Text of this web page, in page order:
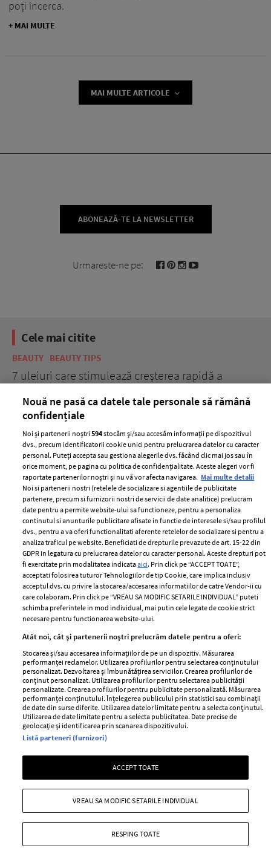
poți încerca.
+ MAI MULTE
MAI MULTE ARTICOLE
ABONEAZĂ-TE LA NEWSLETTER
Urmareste-ne pe:
Cele mai citite
BEAUTY BEAUTY TIPS
7 uleiuri care stimulează creșterea rapidă a
ELLE Style Awards
2024
Despre ELLE
Romania
Contact
Abonamente
Termeni si conditii
Politica de
confidențialitate
Politica de cookies
Publicitate
GSP
Unica
Baby
Retete
femei
Viva
Avantaje
Retete practice
Pariază responsabil! Decizia ONJN nr. 821/25.09.2025.
Jocurile de noroc sunt interzise minorilor.
Copyright © 2026 Ringier Romania SRL
Nouă ne pasă ca datele tale personale să rămână
confidențiale
Noi și partenerii noștri594stocăm și/sau accesăm informații pe dispozitivul
dvs., precum identificatorii cookie unici pentru prelucrarea datelor cu caracter
personal. Puteți accepta sau gestiona alegerile dvs. făcând clic mai jos sau în
orice moment, pe pagina cu politica de confidențialitate. Aceste alegeri vor fi
raportate partenerilor noștri și nu vă vor afecta navigarea. Mai multe detalii
Noi si partenerii nostri (retelele de socializare si agentiile de publicitate
partenere, precum si furnizorii nostri de servicii de date analitice) prelucram
date pentru a permite website-ului sa functioneze, pentru a personaliza
continutul si anunturile publicitare afisate in functie de interesele si/sau profilul
dvs., pentru a va oferi functionalitati aferente retelelor de socializare si pentru a
analiza traficul pe website. Beneficiati de drepturile prevazute de art. 15-22 din
GDPR in legatura cu prelucrarea datelor cu caracter personal. Aceste drepturi pot
fi exercitate prin modalitatea indicataaici. Prin click pe “ACCEPT TOATE”,
acceptati folosirea tuturor Tehnologiilor de tip Cookie, care implica inclusiv
acceptul dvs. cu privire la stocarea/accesarea informatiilor de catre Vendor-ii cu
care colaboram. Prin click pe “VREAU SA MODIFIC SETARILE INDIVIDUAL” puteti
schimba preferintele in mod individual, mai putin cele legate de cookie strict
necesare pentru functionarea website-ului.
Atât noi, cât și partenerii noștri prelucrăm datele pentru a oferi:
Stocarea și/sau accesarea informațiilor de pe un dispozitiv. Măsurarea
performanței reclamelor. Utilizarea profilurilor pentru selectarea conținutului
personalizat. Dezvoltarea și îmbunătățirea serviciilor. Crearea profilurilor de
conținut personalizat. Utilizarea profilurilor pentru selectarea publicității
personalizate. Crearea profilurilor pentru publicitate personalizată. Măsurarea
performanței conținutului. Înțelegerea publicului prin statistici sau combinații
de date din surse diferite. Utilizarea datelor limitate pentru a selecta conținutul.
Utilizarea de date limitate pentru a selecta publicitatea. Date precise de
geolocație și identificarea prin scanarea dispozitivului.
Listă parteneri (furnizori)
ACCEPT TOATE
RESPING TOATE
VREAU SA MODIFIC SETARILE INDIVIDUAL